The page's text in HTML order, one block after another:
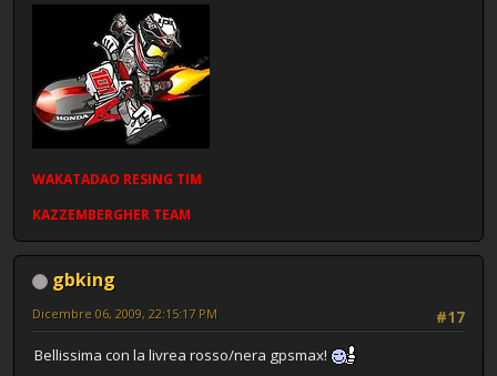
WAKATADAO RESING TIM
KAZZEMBERGHER TEAM
gbking
#17
Dicembre 06, 2009, 22:15:17 PM
Bellissima con la livrea rosso/nera gpsmax!